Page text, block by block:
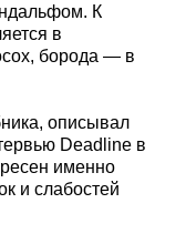
К
в
борода — в
описывал
Deadline в
именно
и слабостей